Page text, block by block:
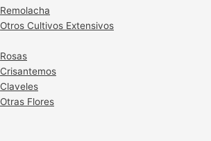
Remolacha
Otros Cultivos Extensivos
Rosas
Crisantemos
Claveles
Otras Flores